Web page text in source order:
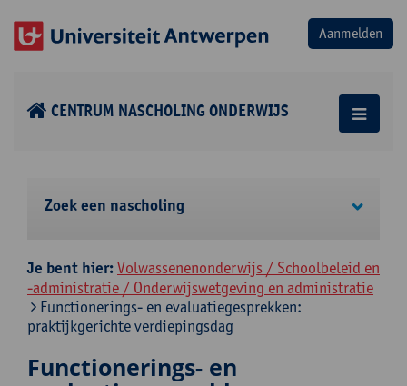
CENTRUM NASCHOLING ONDERWIJS
Zoek een nascholing
Je bent hier:Volwassenenonderwijs / Schoolbeleid en
-administratie / Onderwijswetgeving en administratie
Functionerings- en evaluatiegesprekken:
praktijkgerichte verdiepingsdag
Functionerings- en